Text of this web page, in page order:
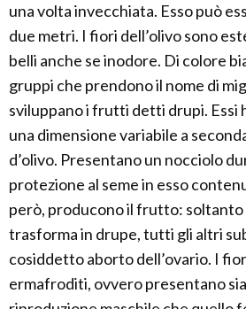
una volta invecchiata. Esso può
due metri. I fiori dell’olivo sono
belli anche se inodore. Di colore
gruppi che prendono il nome di
sviluppano i frutti detti drupi. Essi
una dimensione variabile a
d’olivo. Presentano un nocciolo
protezione al seme in esso
però, producono il frutto: soltanto
trasforma in drupe, tutti gli altri
cosiddetto aborto dell’ovario. I
ermafroditi, ovvero presentano sia